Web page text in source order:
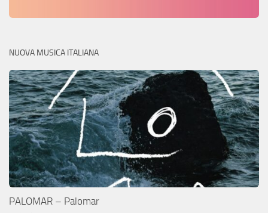
NUOVA MUSICA ITALIANA
PALOMAR – Palomar